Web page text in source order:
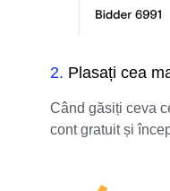
2. Plasați cea
Când găsiți ceva
cont gratuit și